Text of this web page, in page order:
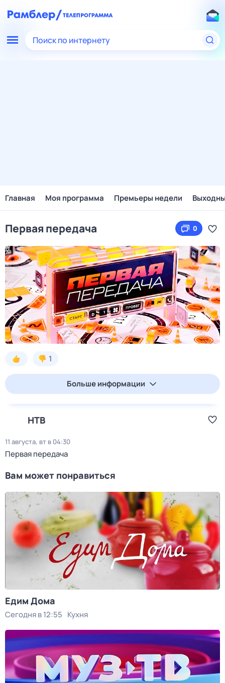
Поиск по интернету
Главная Моя программа Премьеры недели
Первая передача 0
1
Больше информации
НТВ
11 августа, вт в 04:30
Первая передача
Вам может понравиться
Едим Дома
Сегодня в 12:55 Кухня